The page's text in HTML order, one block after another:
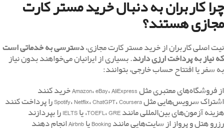
چرا کاربران به دنبال خرید مستر کارت
مجازی هستند؟
نیت اصلی کاربران از خرید مستر کارت مجازی،دسترسی به خدماتی است
که نیاز به پرداخت ارزی دارند. بسیاری از ایرانیان می‌خواهند بدون نیاز
به سفر یا افتتاح حساب خارجی، بتوانند:
از فروشگاه‌های معتبری مثل Amazon، eBay، AliExpress خرید کنند
اشتراک سرویس‌هایی مثل Spotify، Netflix، ChatGPT، Coursera را پرداخت کنند
هزینه آزمون‌های بین‌المللی مانند TOEFL، GRE، یا IELTS را بپردازند
رزرو هتل و پرواز از سایت‌هایی مانند Booking یا Airbnb انجام دهند